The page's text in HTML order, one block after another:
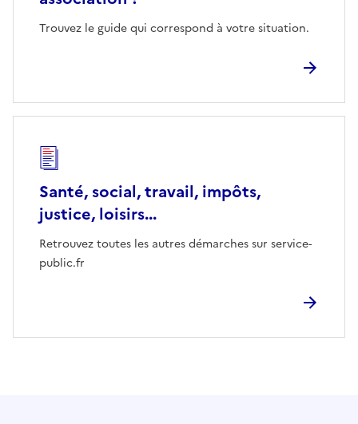
Trouvez le guide qui correspond à votre situation.
Santé, social, travail, impôts,
justice, loisirs...
Retrouvez toutes les autres démarches sur service-
public.fr